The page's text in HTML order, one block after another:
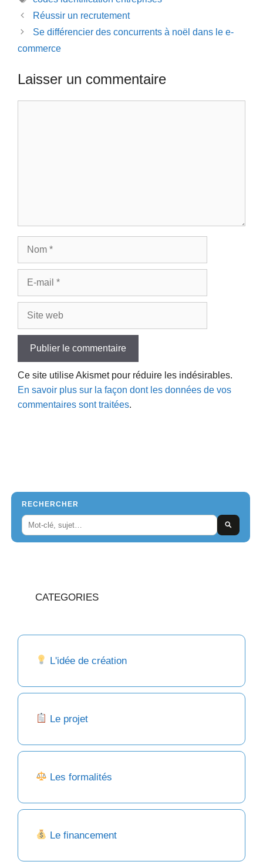
Réussir un recrutement
Se différencier des concurrents à noël dans le e-
commerce
Laisser un commentaire
Ce site utilise Akismet pour réduire les indésirables.
En savoir plus sur la façon dont les données de vos
commentaires sont traitées.
RECHERCHER
CATEGORIES
L'idée de création
Le projet
Les formalités
Le financement